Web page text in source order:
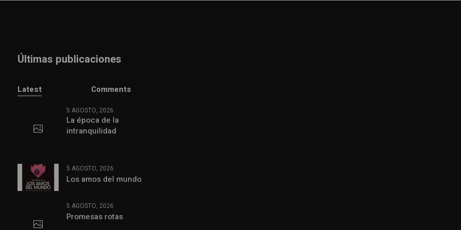
Últimas publicaciones
Latest Comments
5 AGOSTO, 2026
La época de la
intranquilidad
5 AGOSTO, 2026
Los amos del mundo
5 AGOSTO, 2026
Promesas rotas